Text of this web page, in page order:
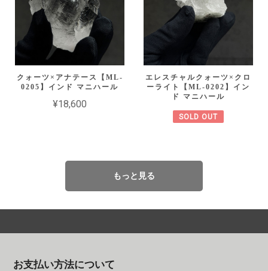
クォーツ×アナテース【ML-
0205】インド マニハール
¥18,600
エレスチャルクォーツ×クロ
ーライト【ML-0202】イン
ド マニハール
SOLD OUT
もっと見る
お支払い方法について